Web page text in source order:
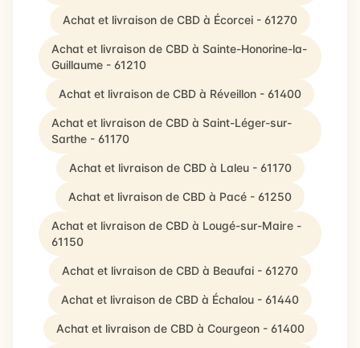
Achat et livraison de CBD à Écorcei - 61270
Achat et livraison de CBD à Sainte-Honorine-la-
Guillaume - 61210
Achat et livraison de CBD à Réveillon - 61400
Achat et livraison de CBD à Saint-Léger-sur-
Sarthe - 61170
Achat et livraison de CBD à Laleu - 61170
Achat et livraison de CBD à Pacé - 61250
Achat et livraison de CBD à Lougé-sur-Maire -
61150
Achat et livraison de CBD à Beaufai - 61270
Achat et livraison de CBD à Échalou - 61440
Achat et livraison de CBD à Courgeon - 61400